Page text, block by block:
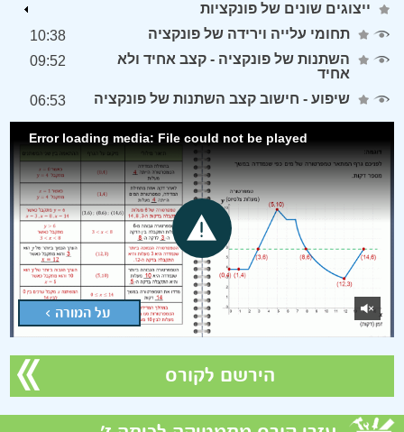
ייצוגים שונים של פונקציות
תחומי עלייה וירידה של פונקציה
10:38
השתנות של פונקציה - קצב אחיד ולא
אחיד
09:52
שיפוע - חישוב קצב השתנות של פונקציה 06:53
על המורה >
Error loading media: File could not be played
הירשם לקורס